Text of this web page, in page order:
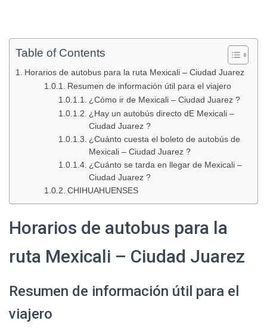
Table of Contents
Horarios de autobus para la ruta Mexicali – Ciudad Juarez
Resumen de información útil para el viajero
¿Cómo ir de Mexicali – Ciudad Juarez ?
¿Hay un autobús directo dE Mexicali –
Ciudad Juarez ?
¿Cuánto cuesta el boleto de autobús de
Mexicali – Ciudad Juarez ?
¿Cuánto se tarda en llegar de Mexicali –
Ciudad Juarez ?
CHIHUAHUENSES
Horarios de autobus para la
ruta Mexicali – Ciudad Juarez
Resumen de información útil para el
viajero